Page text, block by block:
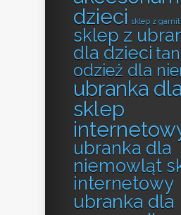
dzieci sklep z
sklep z
dla dzieci
odzież dla
ubranka
sklep
ubranka dla
niemowląt
internetowy
ubranka dla